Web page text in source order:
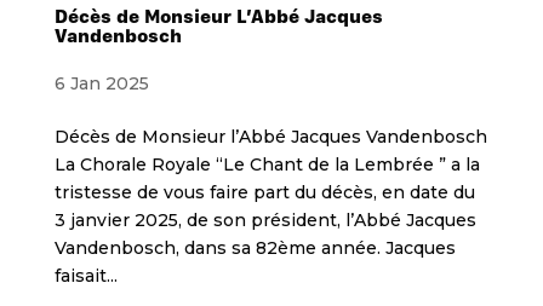
Décès de Monsieur L’Abbé Jacques
Vandenbosch
6 Jan 2025
Décès de Monsieur l’Abbé Jacques Vandenbosch
La Chorale Royale “Le Chant de la Lembrée ” a la
tristesse de vous faire part du décès, en date du
3 janvier 2025, de son président, l’Abbé Jacques
Vandenbosch, dans sa 82ème année. Jacques
faisait...